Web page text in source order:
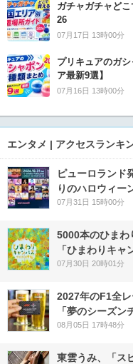
ガチャガチャど
26
07月17日 13時00分
プリキュアのガ
ア最新9選】
07月16日 13時00分
エンタメ | アクセスランキ
ピューロランド
りのハロウィー
07月31日 15時00分
5000本のひまわ
「ひまわりキ
07月30日 20時01分
2027年のF1全
「夢のシーズン
08月05日 17時48分
東雲うみ、「ス